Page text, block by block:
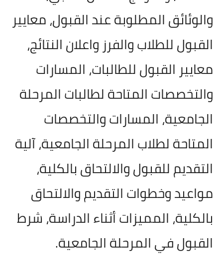
والوئائق المطلوبة عند القبول، معايير
القبول للطلاب والفرز واعلان النتائج،
معايير القبول للطالبات، المسارات
والتخصصات المتاحة لطالبات المرحلة
الجامعية، المسارات والتخصصات
المتاحة لطلاب المرحلة الجامعية، آلية
التقديم للقبول والالتحاق بالكلية،
مواعيد وخطوات التقديم والالتحاق
بالكلية، المميزات أثناء الدراسة، شرط
القبول في المرحلة الجامعية.